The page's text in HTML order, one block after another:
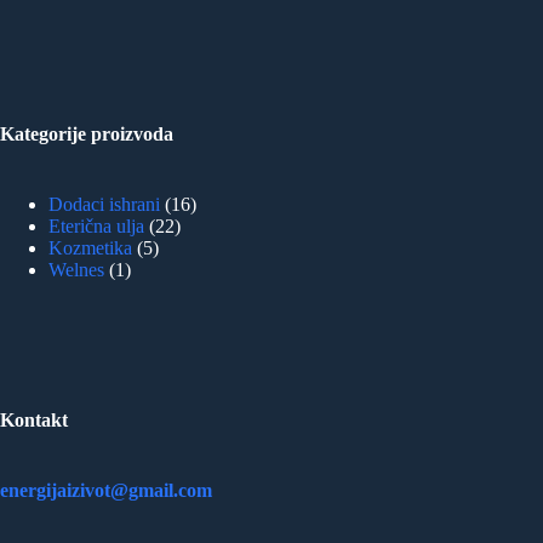
Kategorije proizvoda
Dodaci ishrani 1616
Eterična ulja 2222
Kozmetika 55
Welnes 11
Kontakt
energijaizivot@gmail.com